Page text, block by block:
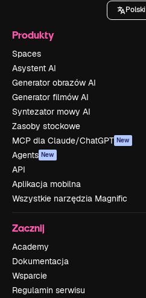
Polski
Produkty
Spaces
Asystent AI
Generator obrazów AI
Generator filmów AI
Syntezator mowy AI
Zasoby stockowe
MCP dla Claude/ChatGPT New
Agents New
API
Aplikacja mobilna
Wszystkie narzędzia Magnific
Zacznij
Academy
Dokumentacja
Wsparcie
Regulamin serwisu